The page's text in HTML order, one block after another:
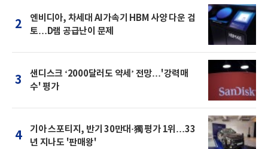
2
엔비디아, 차세대 AI가속기 HBM 사양 다운 검
토…D램 공급난이 문제
3
샌디스크 ‘2000달러도 약세’ 전망…'강력매
수' 평가
4
기아 스포티지, 반기 30만대·獨 평가 1위…33
년 지나도 '판매왕'